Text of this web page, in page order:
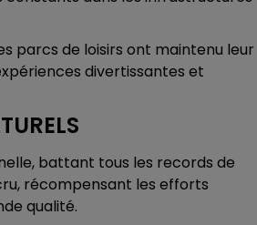
parcs de loisirs ont maintenu leur
divertissantes et
battant tous les records de
récompensant les efforts
qualité.